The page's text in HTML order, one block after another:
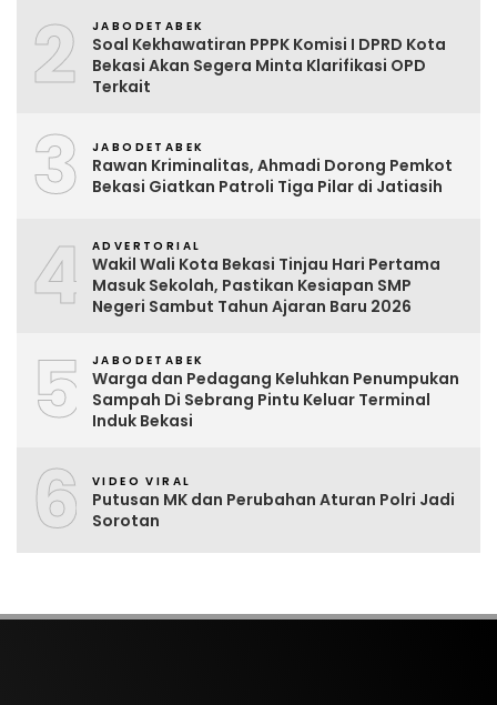
2 JABODETABEK
Soal Kekhawatiran PPPK Komisi I DPRD Kota
Bekasi Akan Segera Minta Klarifikasi OPD
Terkait
3 JABODETABEK
Rawan Kriminalitas, Ahmadi Dorong Pemkot
Bekasi Giatkan Patroli Tiga Pilar di Jatiasih
4 ADVERTORIAL
Wakil Wali Kota Bekasi Tinjau Hari Pertama
Masuk Sekolah, Pastikan Kesiapan SMP
Negeri Sambut Tahun Ajaran Baru 2026
5 JABODETABEK
Warga dan Pedagang Keluhkan Penumpukan
Sampah Di Sebrang Pintu Keluar Terminal
Induk Bekasi
6 VIDEO VIRAL
Putusan MK dan Perubahan Aturan Polri Jadi
Sorotan